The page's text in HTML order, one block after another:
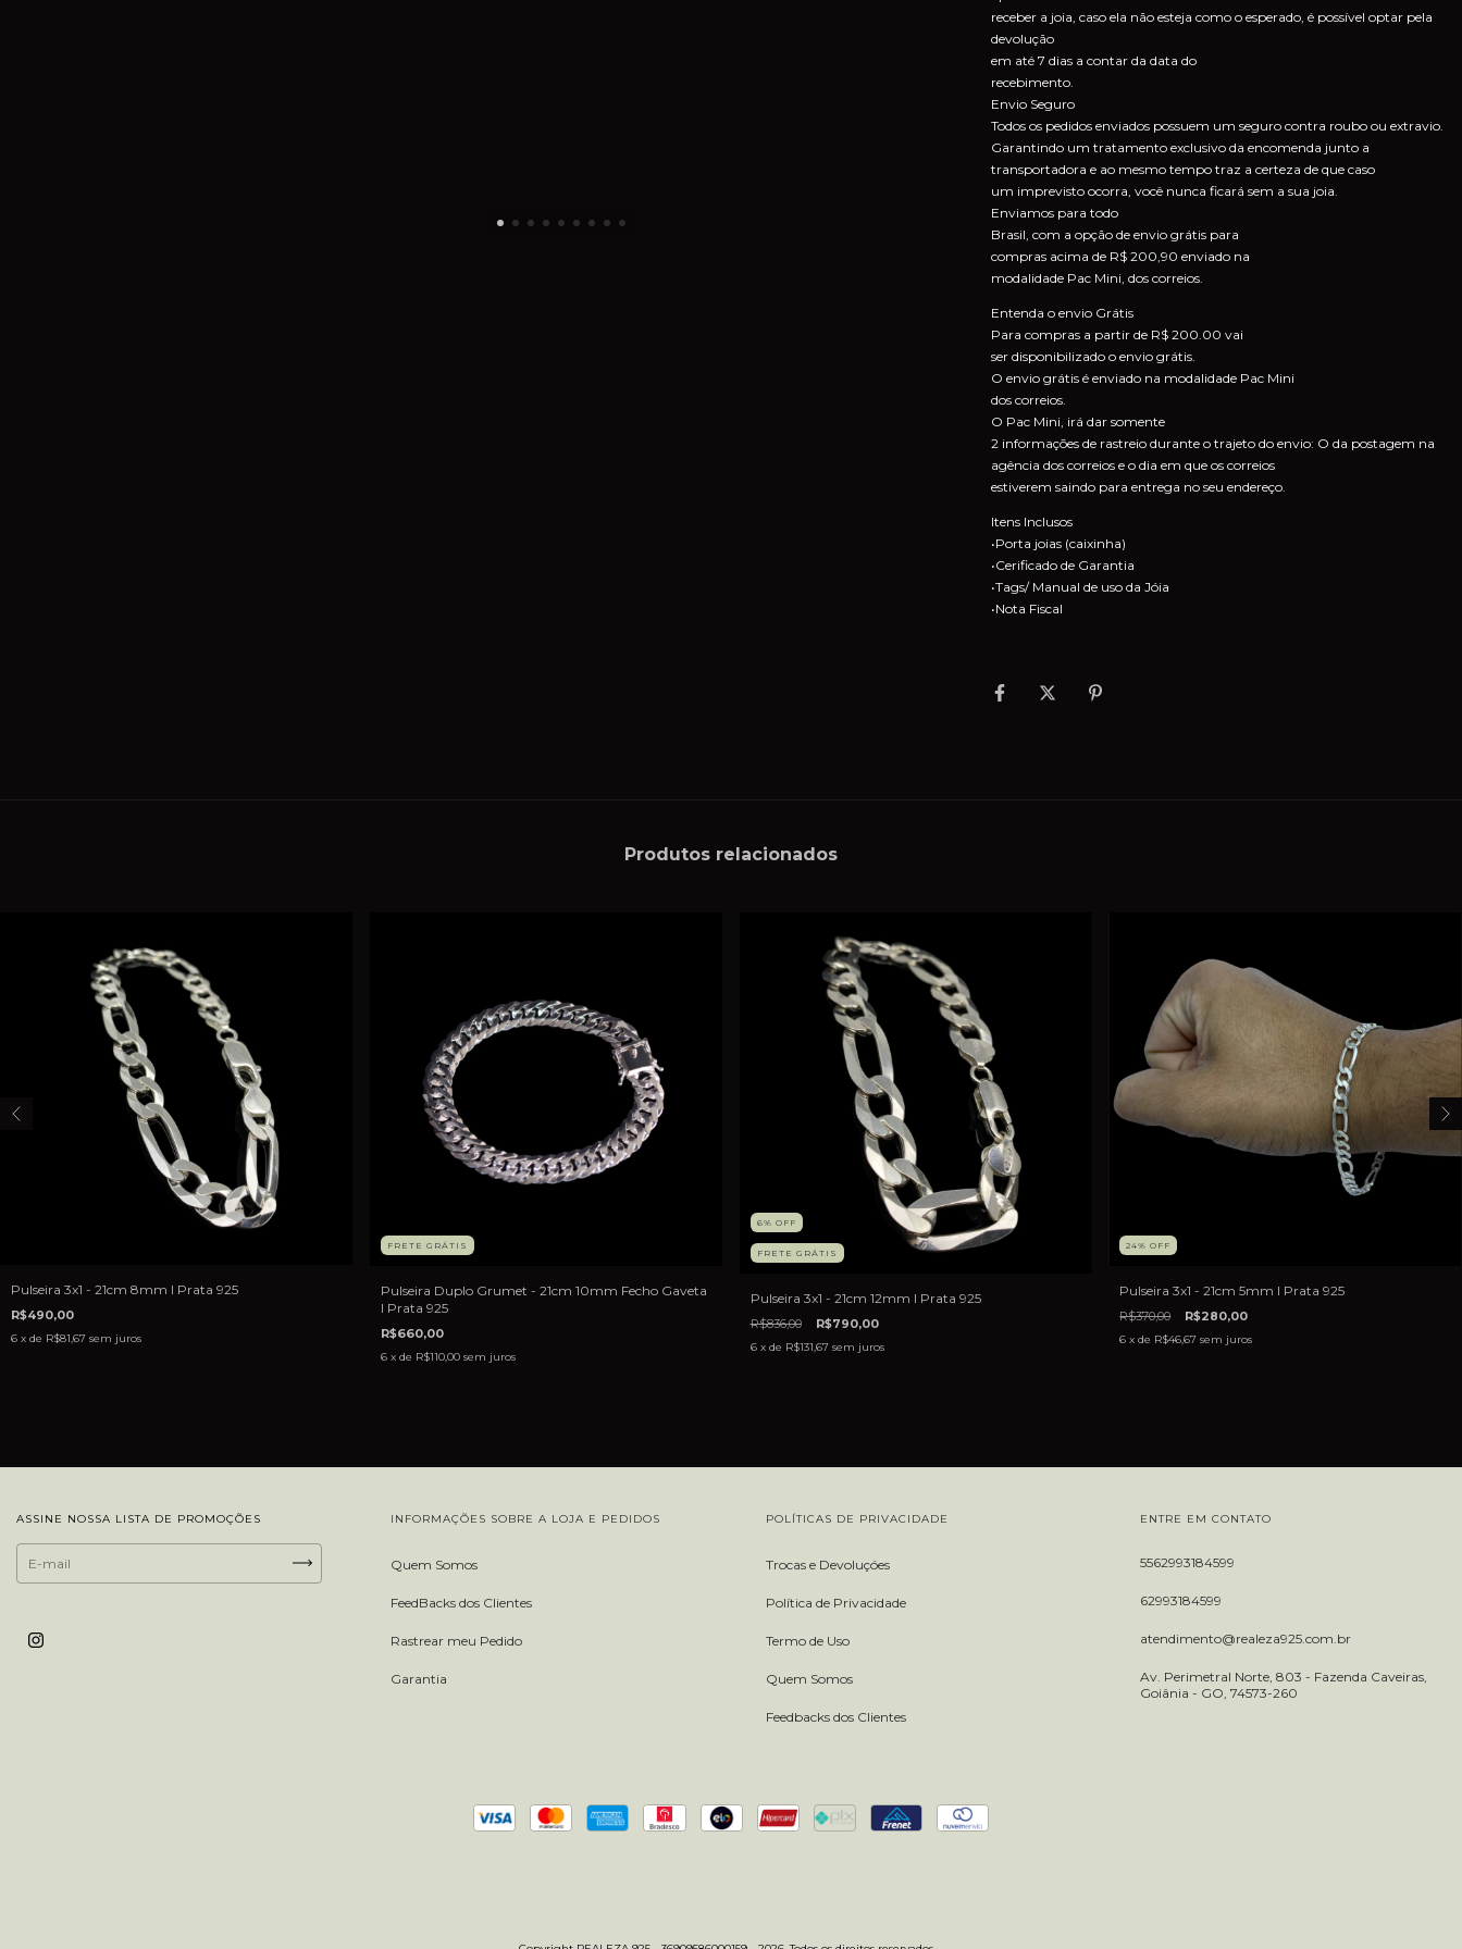
receber a joia, caso ela não esteja como o esperado, é possível optar pela
devolução
em até 7 dias a contar da data do
recebimento.
Envio Seguro
Todos os pedidos enviados possuem um seguro contra roubo ou extravio.
Garantindo um tratamento exclusivo da encomenda junto a
transportadora e ao mesmo tempo traz a certeza de que caso
um imprevisto ocorra, você nunca ficará sem a sua joia.
Enviamos para todo
Brasil, com a opção de envio grátis para
compras acima de R$ 200,90 enviado na
modalidade Pac Mini, dos correios.
Entenda o envio Grátis
Para compras a partir de R$ 200.00 vai
ser disponibilizado o envio grátis.
O envio grátis é enviado na modalidade Pac Mini
dos correios.
O Pac Mini, irá dar somente
2 informações de rastreio durante o trajeto do envio: O da postagem na
agência dos correios e o dia em que os correios
estiverem saindo para entrega no seu endereço.
Itens Inclusos
•Porta joias (caixinha)
•Cerificado de Garantia
•Tags/ Manual de uso da Jóia
•Nota Fiscal
Produtos relacionados
Pulseira 3x1 - 21cm 8mm I Prata 925
R$490,00
6 x de R$81,67 sem juros
FRETE GRÁTIS
Pulseira Duplo Grumet - 21cm 10mm Fecho Gaveta
I Prata 925
R$660,00
6 x de R$110,00 sem juros
6% OFF
FRETE GRÁTIS
Pulseira 3x1 - 21cm 12mm I Prata 925
R$836,00 R$790,00
6 x de R$131,67 sem juros
24%OFF
Pulseira 3x1 - 21cm 5mm I Prata 925
R$370,00 R$280,00
6 x de R$46,67 sem juros
ASSINE NOSSA LISTA DE PROMOÇÕES INFORMAÇÕES SOBRE A LOJA E PEDIDOS
Quem Somos
FeedBacks dos Clientes
Rastrear meu Pedido
Garantia
POLÍTICAS DE PRIVACIDADE
Trocas e Devoluçóes
Política de Privacidade
Termo de Uso
Quem Somos
Feedbacks dos Clientes
ENTRE EM CONTATO
5562993184599
62993184599
atendimento@realeza925.com.br
Av. Perimetral Norte, 803 - Fazenda Caveiras,
Goiânia - GO, 74573-260